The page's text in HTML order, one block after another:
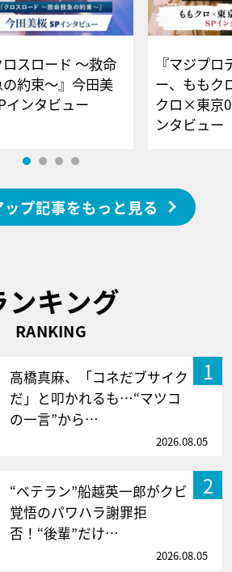
ロスロード ～救命
約束～』今田美
インタビュー
『マジプロ
ー、ももク
クロ×東京
ンタビュー
ップ記事をもっと見る
ンキング
RANKING
1
高橋真麻、「コネだブサイク
だ」と叩かれるも…“マツコ
の一言”から…
2026.08.05
2
“ベテラン”船越英一郎がクビ
覚悟のパワハラ謝罪拒
否！“後輩”だけ…
2026.08.05